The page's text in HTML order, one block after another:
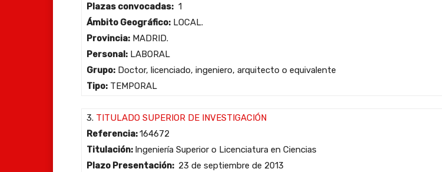
Plazas convocadas: 1
Ámbito Geográfico: LOCAL.
Provincia: MADRID.
Personal: LABORAL
Grupo: Doctor, licenciado, ingeniero, arquitecto o equivalente
Tipo: TEMPORAL
3. TITULADO SUPERIOR DE INVESTIGACIÓN
Referencia:164672
Titulación: Ingeniería Superior o Licenciatura en Ciencias
Plazo Presentación: 23 de septiembre de 2013